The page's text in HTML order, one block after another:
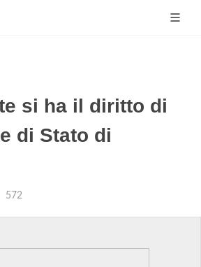
si ha il diritto di
di Stato di
572